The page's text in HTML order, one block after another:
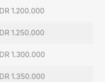
IDR 1.200.000
IDR 1.250.000
IDR 1.300.000
IDR 1.350.000